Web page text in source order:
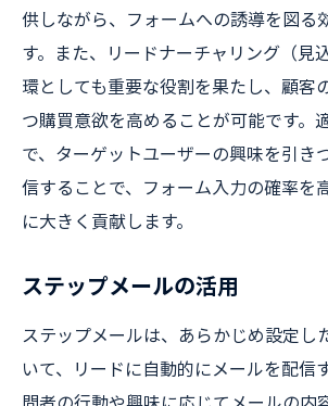
供しながら、フォームへの誘導を図る
す。また、リードナーチャリング（見
環としても重要な役割を果たし、顧客
つ購買意欲を高めることが可能です。
で、ターゲットユーザーの興味を引き
信することで、フォーム入力の確率を
に大きく貢献します。
ステップメールの活用
ステップメールは、あらかじめ設定し
いて、リードに自動的にメールを配信